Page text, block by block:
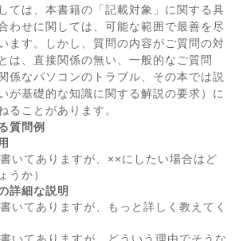
ては、本書籍の「記載対象」に関する具
わせに関しては、可能な範囲で最善を尽
ます。しかし、質問の内容がご質問の対
は、直接関係の無い、一般的なご質問
係なパソコンのトラブル、その本では説
が基礎的な知識に関する解説の要求）に
ることがあります。
質問例
書いてありますが、××にしたい場合はど
うか）
詳細な説明
いてありますが、もっと詳しく教えてく